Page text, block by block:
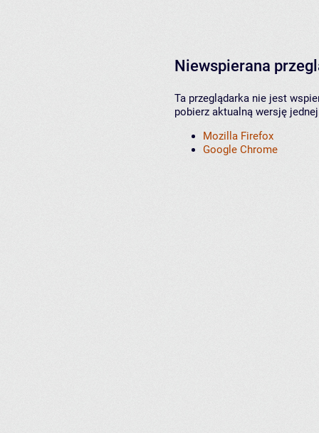
Niewspierana
Ta przeglądarka nie jest
pobierz aktualną wersję
Mozilla Firefox
Google Chrome